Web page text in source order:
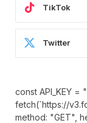
TikTok
Twitter
const API_KEY =
fetch(`https://
method: "GET",